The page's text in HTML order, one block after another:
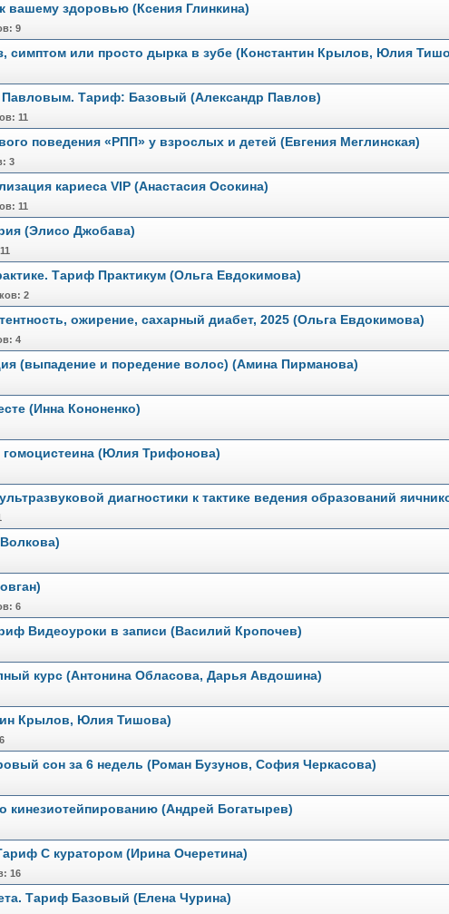
вашему здоровью (Ксения Глинкина)
9
симптом или просто дырка в зубе (Константин Крылов, Юлия
Тариф: Базовый (Александр Павлов)
11
поведения «РПП» у взрослых и детей (Евгения Меглинская)
3
кариеса VIP (Анастасия Осокина)
11
(Элисо Джобава)
11
Тариф Практикум (Ольга Евдокимова)
2
ожирение, сахарный диабет, 2025 (Ольга Евдокимова)
4
(выпадение и поредение волос) (Амина Пирманова)
(Инна Кононенко)
(Юлия Трифонова)
диагностики к тактике ведения образований
6
Видеоуроки в записи (Василий Кропочев)
курс (Антонина Обласова, Дарья Авдошина)
Крылов, Юлия Тишова)
сон за 6 недель (Роман Бузунов, София Черкасова)
кинезиотейпированию (Андрей Богатырев)
С куратором (Ирина Очеретина)
16
Тариф Базовый (Елена Чурина)